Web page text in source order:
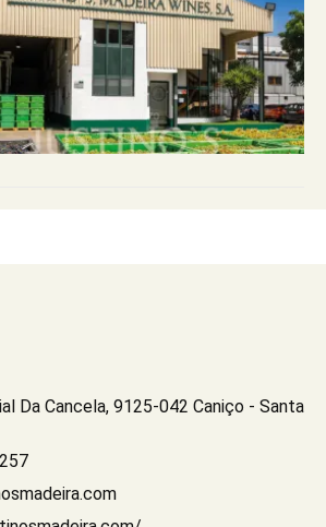
Da Cancela, 9125-042 Caniço - Santa